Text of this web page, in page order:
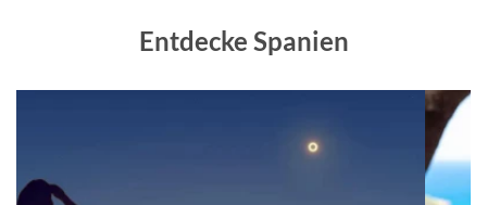
Entdecke Spanien